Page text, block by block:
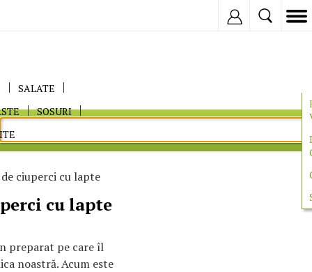
SALATE
SOSURI
ciuperci cu lapte
cu lapte
preparat pe care îl
noastră. Acum este